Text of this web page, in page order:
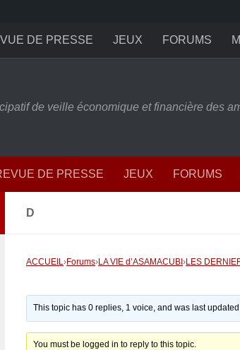
DE PRESSE JEUX FORUMS
de veille économique et financière des
DE PRESSE JEUX FORUMS
D
ACCUEIL›Forums›LA VIE d’ASAMACUBI ›LES
This topic has 0 replies, 1 voice, and was last updated
You must be logged in to reply to this topic.